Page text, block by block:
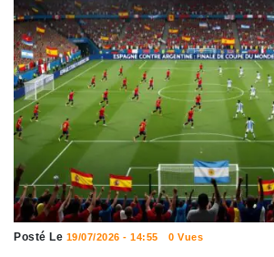
Posté Le 19/07/2026 - 14:55 0 Vues